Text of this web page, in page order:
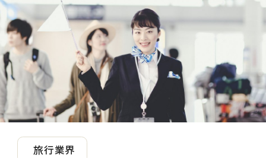
旅行業界
2025.01.06